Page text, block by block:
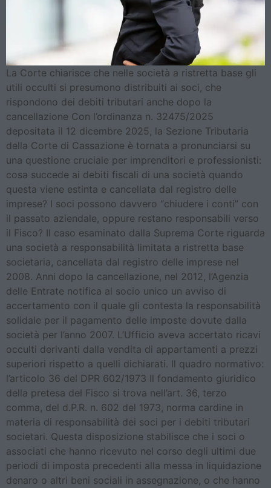
La Corte chiarisce che nelle società a ristretta base gli
utili occulti si presumono distribuiti ai soci, che
rispondono dei debiti tributari anche dopo la
cancellazione Con l’ordinanza n. 32475/2025
depositata il 12 dicembre 2025, la Sezione Tributaria
della Corte di Cassazione è tornata a pronunciarsi su
una questione cruciale per imprenditori e professionisti:
cosa succede ai debiti fiscali di una società quando
questa viene estinta e cancellata dal registro delle
imprese? I soci possono davvero “chiudere i conti” con
il passato aziendale, oppure restano responsabili verso
il Fisco? Il caso esaminato dalla Suprema Corte riguarda
una società a responsabilità limitata a ristretta base
societaria, cancellata dal registro delle imprese nel
2008. Anni dopo la cancellazione, nel 2012, l’Agenzia
delle Entrate notifica al socio unico un avviso di
accertamento con il quale gli contesta la responsabilità
solidale per il pagamento delle imposte dovute dalla
società per l’anno 2007. L’Ufficio aveva accertato ricavi
occulti derivanti dalla vendita di appartamenti a prezzi
superiori rispetto a quelli dichiarati. Il quadro normativo:
l’articolo 36 del DPR 602/1973 Il fondamento giuridico
della pretesa del Fisco si trova nell’art. 36, terzo
comma, del d.P.R. n. 602 del 1973, norma cardine in
materia di responsabilità dei soci per i debiti tributari
societari. Questa disposizione stabilisce che i soci o
associati che hanno ricevuto nel corso degli ultimi due
periodi di imposta precedenti alla messa in liquidazione
denaro o altri beni sociali in assegnazione, o che hanno